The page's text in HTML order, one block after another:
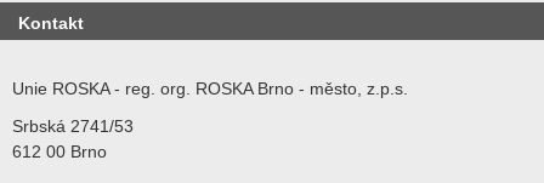
Kontakt
Unie ROSKA - reg. org. ROSKA Brno - město, z.p.s.
Srbská 2741/53
612 00 Brno